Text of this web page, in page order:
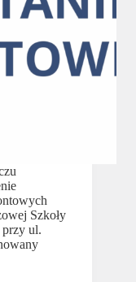
Szkoły
przy ul.